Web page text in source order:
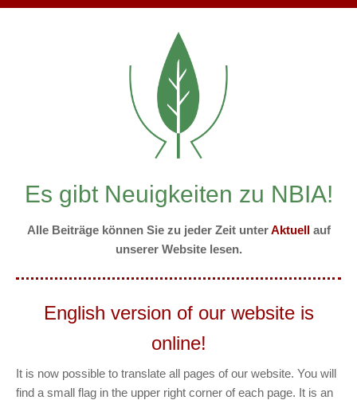
Es gibt Neuigkeiten zu NBIA!
Alle Beiträge können Sie zu jeder Zeit unterAktuellauf
unserer Website lesen.
English version of our website is
online!
It is now possible to translate all pages of our website. You will
find a small flag in the upper right corner of each page. It is an